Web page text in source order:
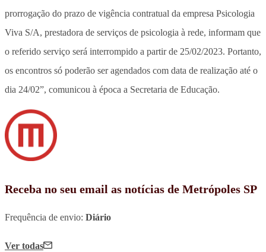
prorrogação do prazo de vigência contratual da empresa Psicologia
Viva S/A, prestadora de serviços de psicologia à rede, informam que
o referido serviço será interrompido a partir de 25/02/2023. Portanto,
os encontros só poderão ser agendados com data de realização até o
dia 24/02”, comunicou à época a Secretaria de Educação.
Receba no seu email as notícias de Metrópoles SP
Frequência de envio: Diário
Ver todas